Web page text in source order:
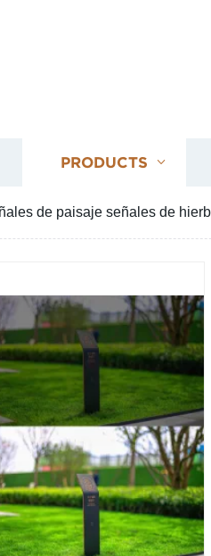
PRODUCTS
de paisaje señales de